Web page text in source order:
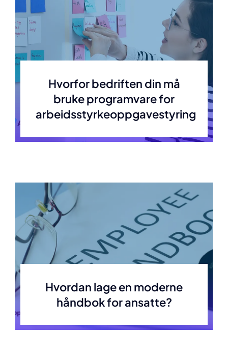
Hvorfor bedriften din må
bruke programvare for
arbeidsstyrkeoppgavestyring
Hvordan lage en moderne
håndbok for ansatte?